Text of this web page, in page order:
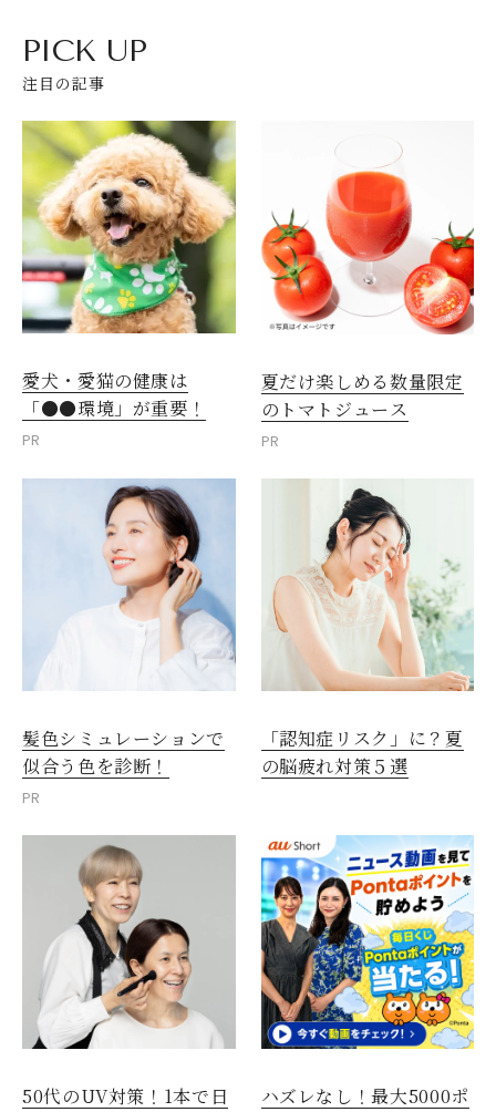
PICK UP
注目の記事
愛犬・愛猫の健康は
「●●環境」が重要！
PR
夏だけ楽しめる数量限定
のトマトジュース
PR
髪色シミュレーションで
似合う色を診断！
PR
「認知症リスク」に？夏
の脳疲れ対策５選
50代のUV対策！1本で日
ハズレなし！最大5000ポ